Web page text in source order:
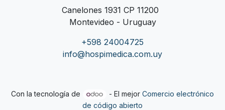
Canelones 1931 CP 11200
Montevideo - Uruguay
+598 24004725
info@hospimedica.com.uy
Con la tecnología de - El mejor Comercio electrónico
de código abierto